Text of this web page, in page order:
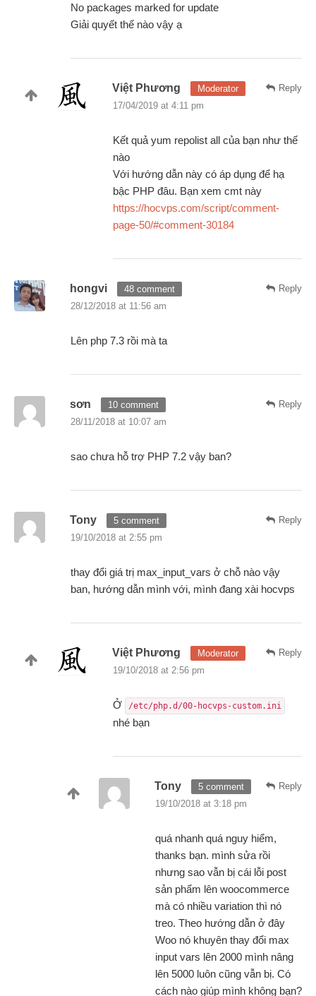
No packages marked for update
Giải quyết thế nào vậy ạ
Reply
Việt Phương
Moderator
17/04/2019 at 4:11 pm
Kết quả yum repolist all của bạn như thế
nào
Với hướng dẫn này có áp dụng để hạ
bậc PHP đâu. Bạn xem cmt này
https://hocvps.com/script/comment-
page-50/#comment-30184
Reply
hongvi
48 comment
28/12/2018 at 11:56 am
Lên php 7.3 rồi mà ta
Reply
sơn
10 comment
28/11/2018 at 10:07 am
sao chưa hỗ trợ PHP 7.2 vậy ban?
Reply
Tony
5 comment
19/10/2018 at 2:55 pm
thay đổi giá trị max_input_vars ở chỗ nào vậy
ban, hướng dẫn mình với, mình đang xài hocvps
Reply
Việt Phương
Moderator
19/10/2018 at 2:56 pm
Ở /etc/php.d/00-hocvps-custom.ini
nhé bạn
Reply
Tony
5 comment
19/10/2018 at 3:18 pm
quá nhanh quá nguy hiểm,
thanks bạn. mình sửa rồi
nhưng sao vẫn bị cái lỗi post
sản phẩm lên woocommerce
mà có nhiều variation thì nó
treo. Theo hướng dẫn ở đây
Woo nó khuyên thay đổi max
input vars lên 2000 mình nâng
lên 5000 luôn cũng vẫn bị. Có
cách nào giúp mình không bạn?